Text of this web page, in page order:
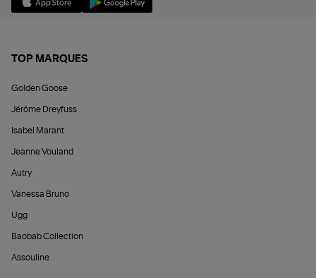
TOP MARQUES
Golden Goose
Jérôme Dreyfuss
Isabel Marant
Jeanne Vouland
Autry
Vanessa Bruno
Ugg
Baobab Collection
Assouline